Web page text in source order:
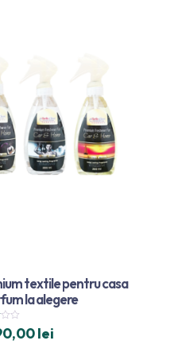
textile pentru casa
la alegere
lei